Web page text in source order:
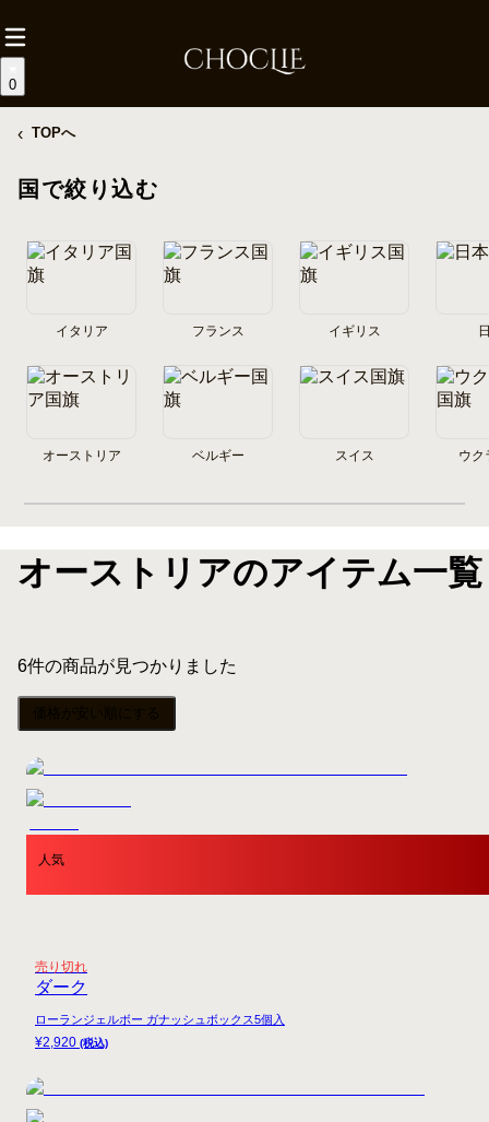
0
‹ TOPへ
国で絞り込む
イタリア フランス イギリス
オーストリア ベルギー スイス ウク
オーストリアのアイテム一覧
6件の商品が見つかりました
人気
¥2,920 (税込)
売り切れ
ローランジェルボー ガナッシュボックス5個入
ダーク